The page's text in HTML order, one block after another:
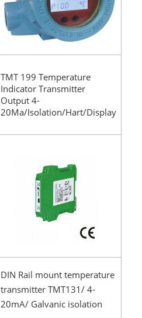
TMT 199 Temperature
Indicator Transmitter
Output 4-
20Ma/Isolation/Hart/Display
DIN Rail mount temperature
transmitter TMT131/ 4-
20mA/ Galvanic isolation